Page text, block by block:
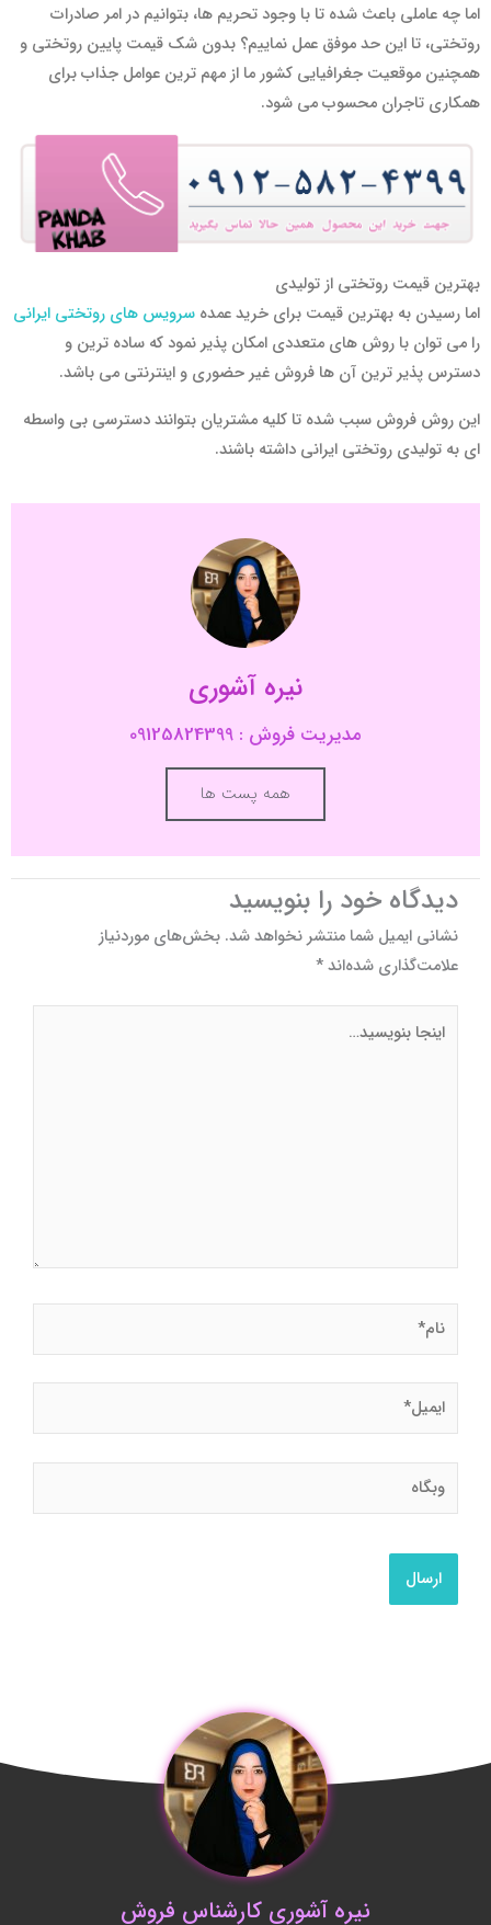
اما چه عاملی باعث شده تا با وجود تحریم ها، بتوانیم در امر صادرات
روتختی، تا این حد موفق عمل نماییم؟ بدون شک قیمت پایین روتختی و
همچنین موقعیت جغرافیایی کشور ما از مهم ترین عوامل جذاب برای
همکاری تاجران محسوب می شود.
بهترین قیمت روتختی از تولیدی
اما رسیدن به بهترین قیمت برای خرید عمده سرویس های روتختی ایرانی
را می توان با روش های متعددی امکان پذیر نمود که ساده ترین و
دسترس پذیر ترین آن ها فروش غیر حضوری و اینترنتی می باشد.
این روش فروش سبب شده تا کلیه مشتریان بتوانند دسترسی بی واسطه
ای به تولیدی روتختی ایرانی داشته باشند.
نیره آشوری
مدیریت فروش : 09125824399
همه پست ها
دیدگاه‌ خود را بنویسید
نشانی ایمیل شما منتشر نخواهد شد. بخش‌های موردنیاز
علامت‌گذاری شده‌اند*
بنویسید…
نام*
ایمیل*
وبگاه
نیره آشوری کارشناس فروش